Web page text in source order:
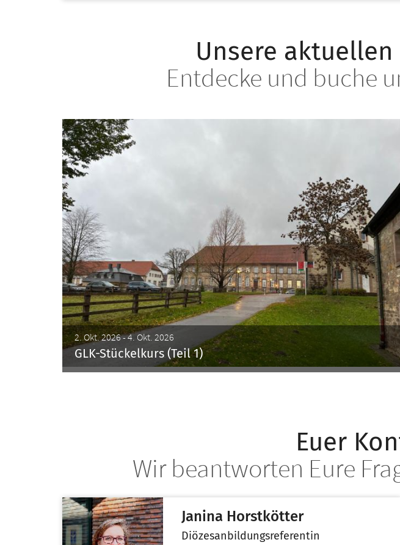
Unsere
Entdecke und buche
2. Okt. 2026 - 4. Okt. 2026
GLK-Stückelkurs (Teil 1)
Euer
Wir beantworten Eure
Janina Horstkötter
Diözesanbildungsreferentin